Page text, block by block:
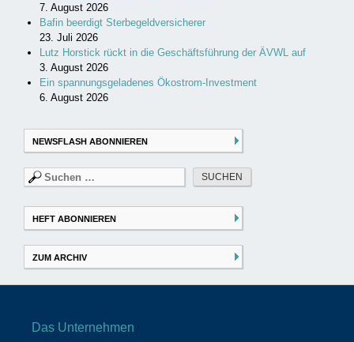
7. August 2026
Bafin beerdigt Sterbegeldversicherer
23. Juli 2026
Lutz Horstick rückt in die Geschäftsführung der ÄVWL auf
3. August 2026
Ein spannungsgeladenes Ökostrom-Investment
6. August 2026
NEWSFLASH ABONNIEREN
Suchen
nach:
HEFT ABONNIEREN
ZUM ARCHIV
Das Unternehmen